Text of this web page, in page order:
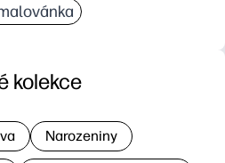
kolekce
Narozeniny